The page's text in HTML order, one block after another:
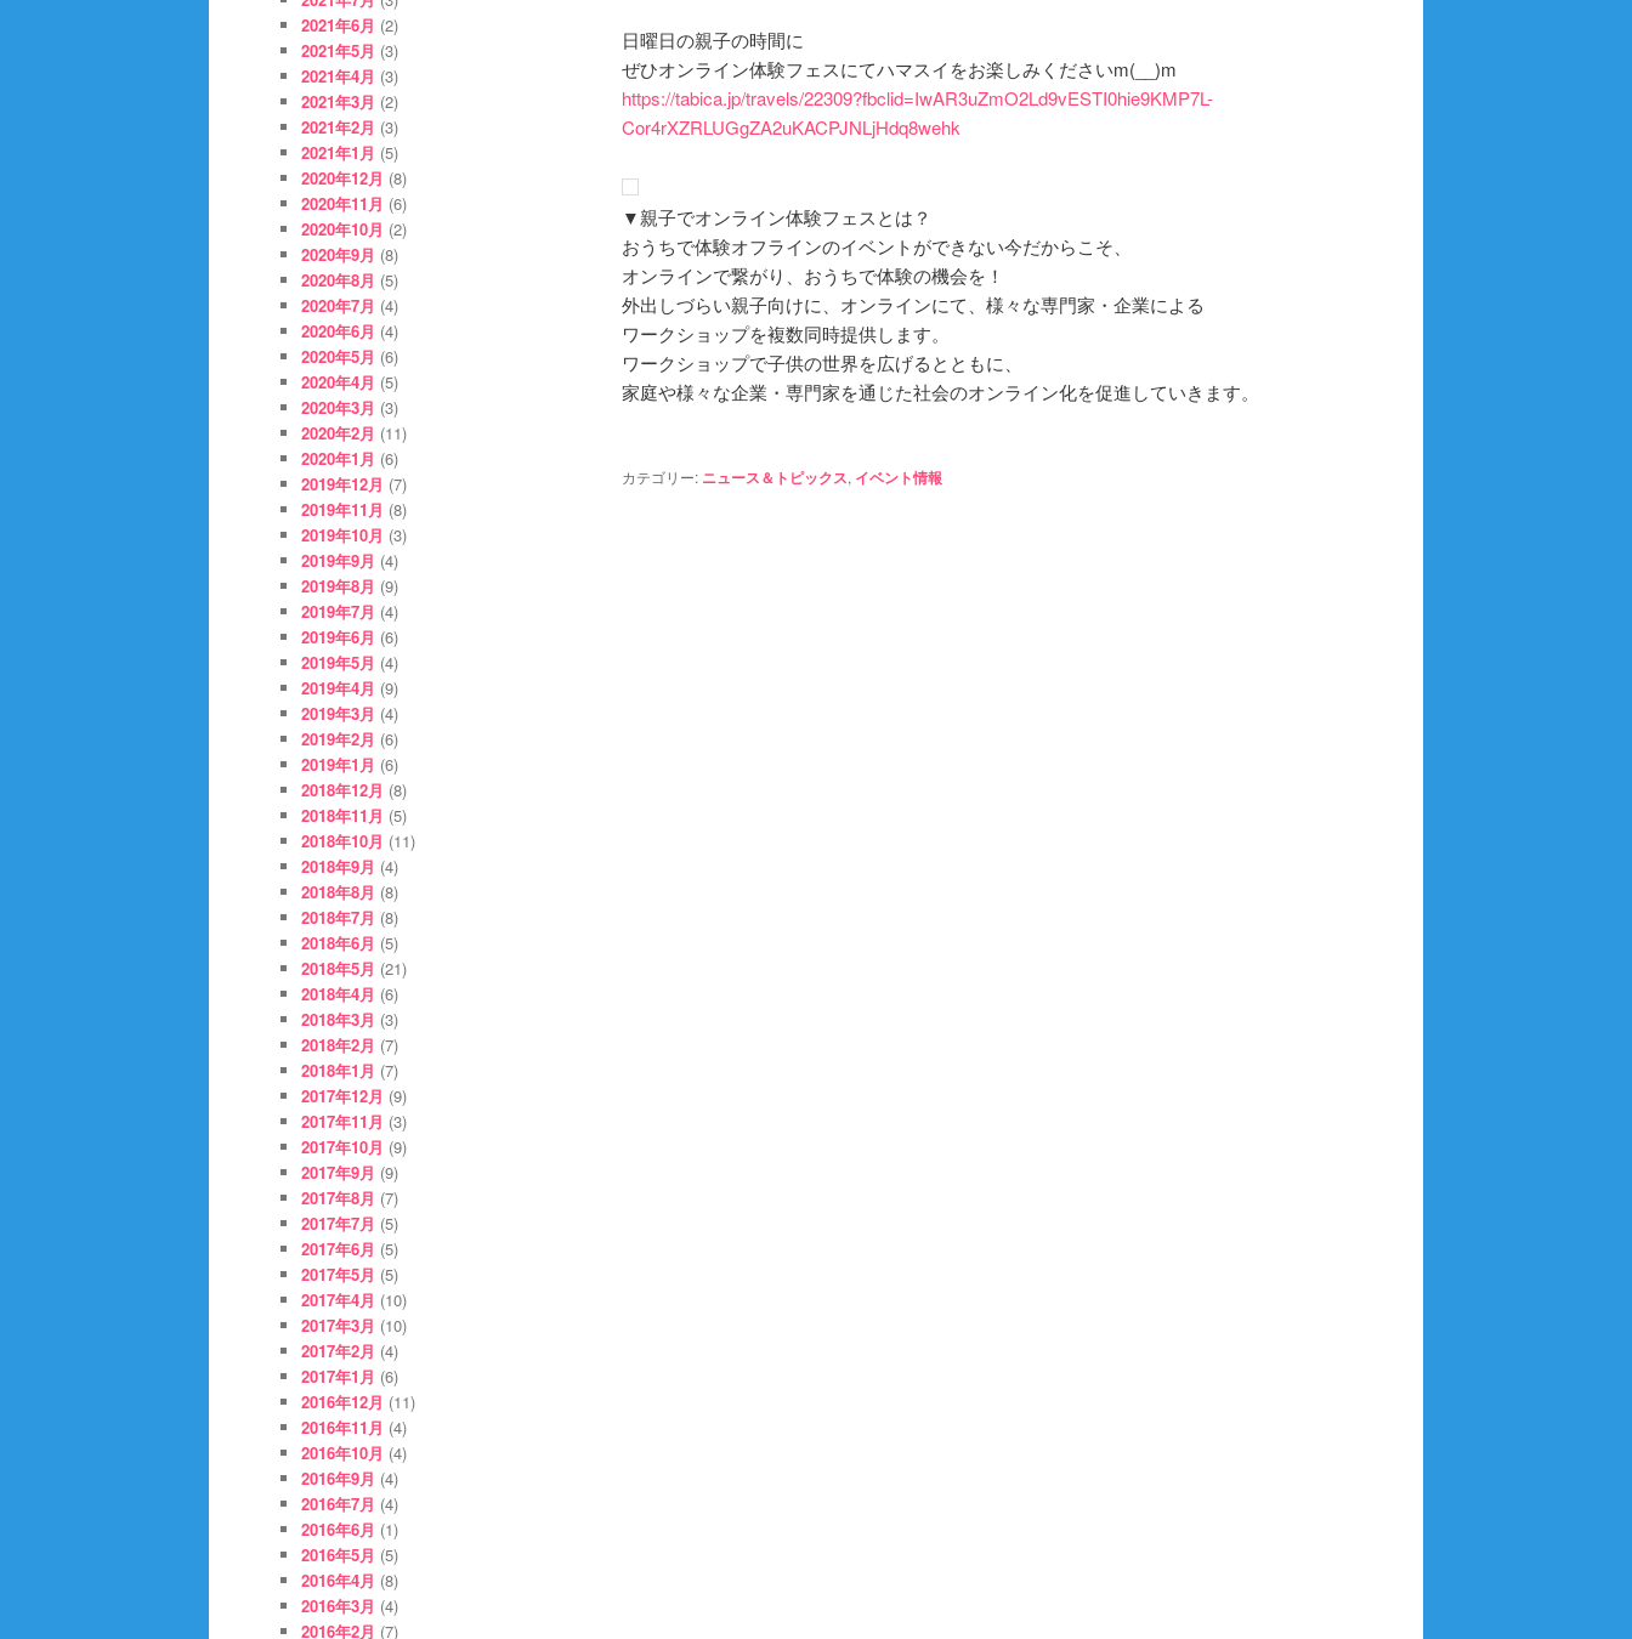
日曜日の親子の時間に
ぜひオンライン体験フェスにてハマスイをお楽しみくださいm(__)m
https://tabica.jp/travels/22309?fbclid=IwAR3uZmO2Ld9vESTI0hie9KMP7L-
Cor4rXZRLUGgZA2uKACPJNLjHdq8wehk
▼親子でオンライン体験フェスとは？
おうちで体験オフラインのイベントができない今だからこそ、
オンラインで繋がり、おうちで体験の機会を！
外出しづらい親子向けに、オンラインにて、様々な専門家・企業による
ワークショップを複数同時提供します。
ワークショップで子供の世界を広げるとともに、
家庭や様々な企業・専門家を通じた社会のオンライン化を促進していきます。
カテゴリー: ニュース＆トピックス, イベント情報
2021年6月 (2)
2021年5月 (3)
2021年4月 (3)
2021年3月 (2)
2021年2月 (3)
2021年1月 (5)
2020年12月 (8)
2020年11月 (6)
2020年10月 (2)
2020年9月 (8)
2020年8月 (5)
2020年7月 (4)
2020年6月 (4)
2020年5月 (6)
2020年4月 (5)
2020年3月 (3)
2020年2月 (11)
2020年1月 (6)
2019年12月 (7)
2019年11月 (8)
2019年10月 (3)
2019年9月 (4)
2019年8月 (9)
2019年7月 (4)
2019年6月 (6)
2019年5月 (4)
2019年4月 (9)
2019年3月 (4)
2019年2月 (6)
2019年1月 (6)
2018年12月 (8)
2018年11月 (5)
2018年10月 (11)
2018年9月 (4)
2018年8月 (8)
2018年7月 (8)
2018年6月 (5)
2018年5月 (21)
2018年4月 (6)
2018年3月 (3)
2018年2月 (7)
2018年1月 (7)
2017年12月 (9)
2017年11月 (3)
2017年10月 (9)
2017年9月 (9)
2017年8月 (7)
2017年7月 (5)
2017年6月 (5)
2017年5月 (5)
2017年4月 (10)
2017年3月 (10)
2017年2月 (4)
2017年1月 (6)
2016年12月 (11)
2016年11月 (4)
2016年10月 (4)
2016年9月 (4)
2016年7月 (4)
2016年6月 (1)
2016年5月 (5)
2016年4月 (8)
2016年3月 (4)
2016年2月 (7)